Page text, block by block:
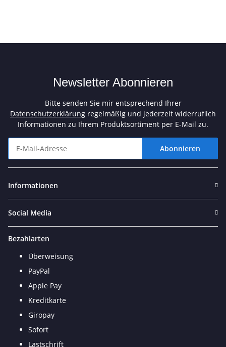
Newsletter Abonnieren
Bitte senden Sie mir entsprechend Ihrer
Datenschutzerklärung regelmäßig und jederzeit widerruflich
Informationen zu Ihrem Produktsortiment per E-Mail zu.
Abonnieren
Informationen
Social Media
Bezahlarten
Überweisung
PayPal
Apple Pay
Kreditkarte
Giropay
Sofort
Lastschrift